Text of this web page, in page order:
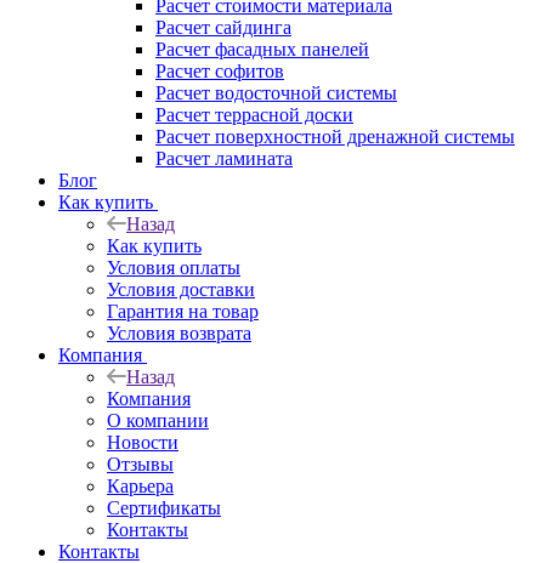
Расчет стоимости материала
Расчет сайдинга
Расчет фасадных панелей
Расчет софитов
Расчет водосточной системы
Расчет террасной доски
Расчет поверхностной дренажной системы
Расчет ламината
Блог
Как купить
Назад
Как купить
Условия оплаты
Условия доставки
Гарантия на товар
Условия возврата
Компания
Назад
Компания
О компании
Новости
Отзывы
Карьера
Сертификаты
Контакты
Контакты